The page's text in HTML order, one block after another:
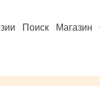
Поиск Магазин